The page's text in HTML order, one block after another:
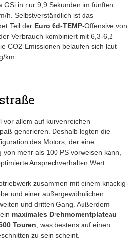
GSi in nur 9,9 Sekunden im fünften
h. Selbstverständlich ist das
Teil der Euro 6d-TEMP-Offensive von
Verbrauch kombiniert mit 6,3-6,2
CO2-Emissionen belaufen sich laut
km.
vor allem auf kurvenreichen
generieren. Deshalb legten die
des Motors, der eine
von mehr als 100 PS vorweisen kann,
Ansprechverhalten Wert.
zusammen mit einem knackig-
und einer außergewöhnlichen
und dritten Gang. Außerdem
maximales Drehmomentplateau
Touren , was bestens auf einen
zu sein scheint.